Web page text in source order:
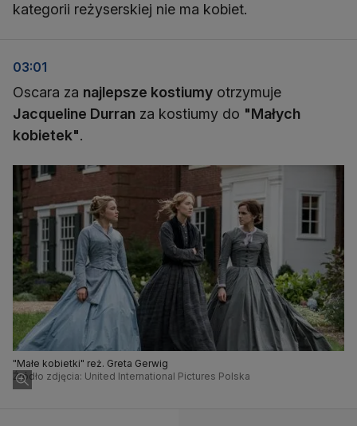
kategorii reżyserskiej nie ma kobiet.
03:01
Oscara za najlepsze kostiumy otrzymuje
Jacqueline Durran za kostiumy do "Małych
kobietek".
"Małe kobietki" reż. Greta Gerwig
Źródło zdjęcia: United International Pictures Polska